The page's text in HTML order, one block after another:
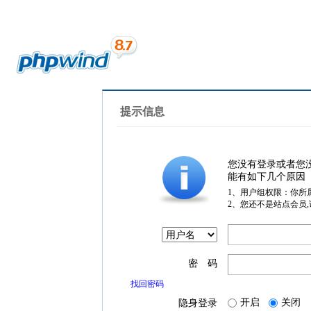
提示信息
您没有登录或者您
能有如下几个原因
1、用户组权限：你所
2、您还不是站点会员
密 码
找回密码
隐身登录 开启 关闭